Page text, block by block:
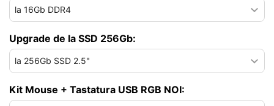
Upgrade de la SSD 256Gb:
Kit Mouse + Tastatura USB RGB NOI: